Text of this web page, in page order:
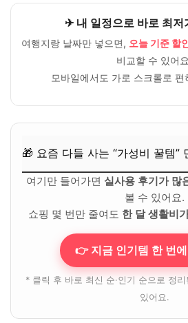
✈ 내 일정으로 바로 최저
여행지랑 날짜만 넣으면, 오늘 기준 할
비교할 수 있어
모바일에서도 가로 스크롤로
🎁 요즘 다들 사는 “가성비 꿀템”
여기만 들어가면 실사용 후기가 많
볼 수 있어요.
쇼핑 몇 번만 줄여도 한 달 생활비
👉 지금 인기템 한 번
* 클릭 후 바로 최신 순·인기 순으로 정
있어요.